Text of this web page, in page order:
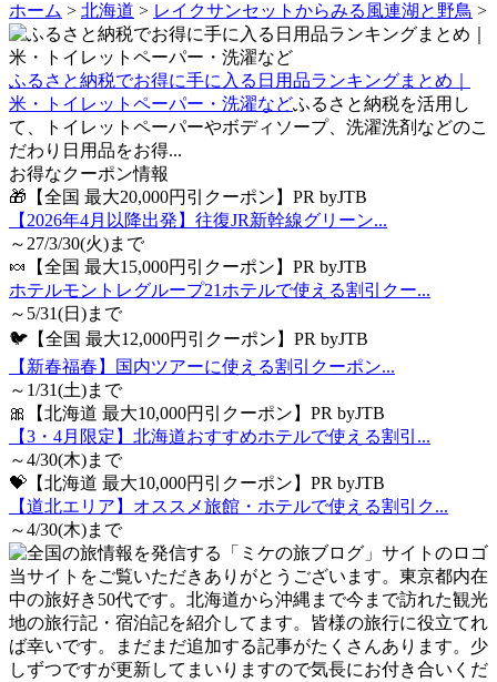
ホーム > 北海道 > レイクサンセットからみる風連湖と野鳥 >
ふるさと納税でお得に手に入る日用品ランキングまとめ｜
米・トイレットペーパー・洗濯などふるさと納税を活用し
て、トイレットペーパーやボディソープ、洗濯洗剤などのこ
だわり日用品をお得...
お得なクーポン情報
🎁【全国 最大20,000円引クーポン】PR byJTB
【2026年4月以降出発】往復JR新幹線グリーン...
～27/3/30(火)まで
🍬【全国 最大15,000円引クーポン】PR byJTB
ホテルモントレグループ21ホテルで使える割引クー...
～5/31(日)まで
🐦【全国 最大12,000円引クーポン】PR byJTB
【新春福春】国内ツアーに使える割引クーポン...
～1/31(土)まで
🎀【北海道 最大10,000円引クーポン】PR byJTB
【3・4月限定】北海道おすすめホテルで使える割引...
～4/30(木)まで
💝【北海道 最大10,000円引クーポン】PR byJTB
【道北エリア】オススメ旅館・ホテルで使える割引ク...
～4/30(木)まで
当サイトをご覧いただきありがとうございます。東京都内在
中の旅好き50代です。北海道から沖縄まで今まで訪れた観光
地の旅行記・宿泊記を紹介してます。皆様の旅行に役立てれ
ば幸いです。まだまだ追加する記事がたくさんあります。少
しずつですが更新してまいりますので気長にお付き合いくだ